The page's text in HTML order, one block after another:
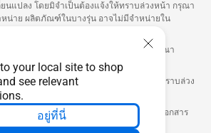
your local site to shop
see relevant
อยู่ที่นี่
นแปลง โดยมิจำเป็นต้องแจ้งให้ทราบล่วงหน้า กรุณา
น่าย ผลิตภัณฑ์ในบางรุ่น อาจไม่มีจำหน่ายใน
ตกต่างจากที่ระบุ และรูปภาพใช้ในการโฆษณา
ณ จุดวางจำหน่ายก่อนสั่งซื้อ
ร์ที่แถมอาจมีการเปลี่ยนแปลง โดยมิแจ้งให้ทราบล่วง
มบัติเพื่อยื่นซองประมูล กรุณาติดต่อเพื่อรับเอกสาร
น เนื่องจากคุณสมบัติบนเว็บไซต์อาจมีการ